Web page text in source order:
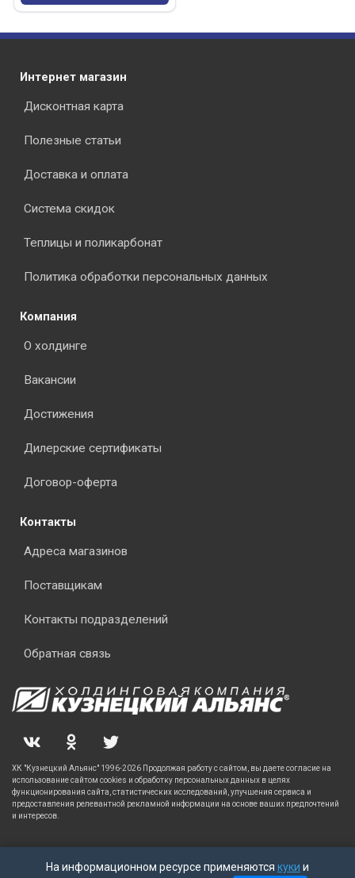
На информационном ресурсе применяются куки и
Интернет магазин
Дисконтная карта
Полезные статьи
Доставка и оплата
Система скидок
Теплицы и поликарбонат
Политика обработки персональных данных
Компания
О холдинге
Вакансии
Достижения
Дилерские сертификаты
Договор-оферта
Контакты
Адреса магазинов
Поставщикам
Контакты подразделений
Обратная связь
ХК "Кузнецкий Альянс" 1996-2026 Продолжая работу с сайтом, вы даете согласие на
использование сайтом cookies и обработку персональных данных в целях
функционирования сайта, статистических исследований, улучшения сервиса и
предоставления релевантной рекламной информации на основе ваших предпочтений
и интересов.